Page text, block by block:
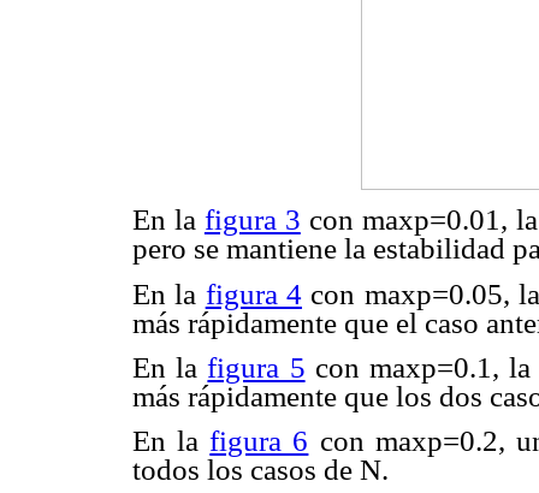
En la figura 3 con maxp=0.01,
pero se mantiene la estabilidad
En la figura 4 con maxp=0.05,
más rápidamente que el caso
En lafigura 5 con maxp=0.1,
más rápidamente que los dos
En lafigura 6 con maxp=0.2,
todos los casos de N.